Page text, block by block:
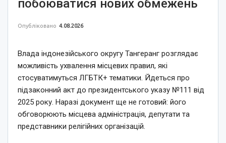
побоюватися нових обмежень
Опубліковано 4.08.2026
Влада індонезійського округу Тангеранг розглядає
можливість ухвалення місцевих правил, які
стосуватимуться ЛГБТК+ тематики. Йдеться про
підзаконний акт до президентського указу №111 від
2025 року. Наразі документ ще не готовий: його
обговорюють місцева адміністрація, депутати та
представники релігійних організацій.